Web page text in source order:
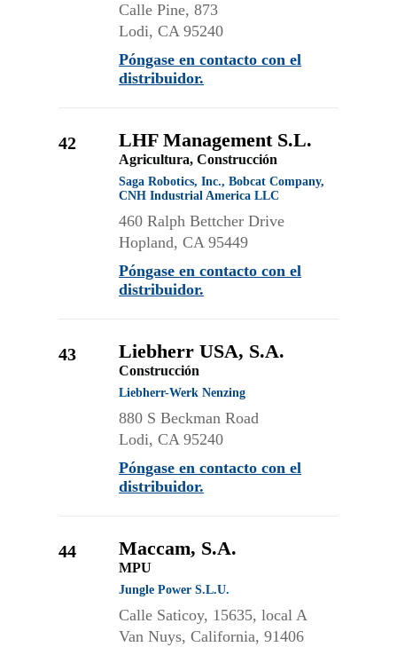
Calle Pine, 873
Lodi, CA 95240
Póngase en contacto con el
distribuidor.
42 LHF Management S.L.
Agricultura, Construcción
Saga Robotics, Inc., Bobcat Company,
CNH Industrial America LLC
460 Ralph Bettcher Drive
Hopland, CA 95449
Póngase en contacto con el
distribuidor.
43 Liebherr USA, S.A.
Construcción
Liebherr-Werk Nenzing
880 S Beckman Road
Lodi, CA 95240
Póngase en contacto con el
distribuidor.
44 Maccam, S.A.
MPU
Jungle Power S.L.U.
Calle Saticoy, 15635, local A
Van Nuys, California, 91406